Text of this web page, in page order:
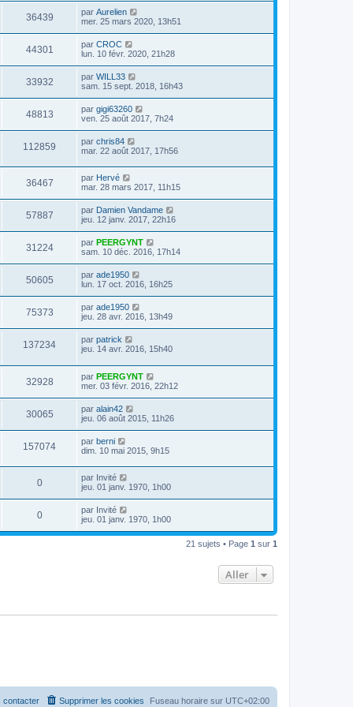
36439 par Aurelien
mer. 25 mars 2020, 13h51
44301 par CROC
lun. 10 févr. 2020, 21h28
33932 par WILL33
sam. 15 sept. 2018, 16h43
48813 par gigi63260
ven. 25 août 2017, 7h24
112859 par chris84
mar. 22 août 2017, 17h56
36467 par Hervé
mar. 28 mars 2017, 11h15
57887 par Damien Vandame
jeu. 12 janv. 2017, 22h16
31224 par PEERGYNT
sam. 10 déc. 2016, 17h14
50605 par ade1950
lun. 17 oct. 2016, 16h25
75373 par ade1950
jeu. 28 avr. 2016, 13h49
137234 par patrick
jeu. 14 avr. 2016, 15h40
32928 par PEERGYNT
mer. 03 févr. 2016, 22h12
30065 par alain42
jeu. 06 août 2015, 11h26
157074 par berni
dim. 10 mai 2015, 9h15
0 par Invité
jeu. 01 janv. 1970, 1h00
0 par Invité
jeu. 01 janv. 1970, 1h00
21 sujets • Page 1 sur 1
Aller
Fuseau horaire sur UTC+02:00
Supprimer les cookies
contacter